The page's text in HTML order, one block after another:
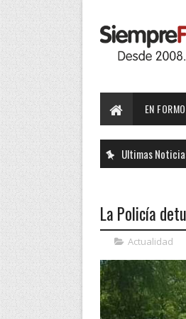
EN
Ultimas
La Policía
Actualidad